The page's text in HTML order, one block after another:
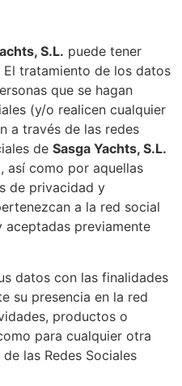
S.L.​​ puede tener
El tratamiento de los datos
que se hagan
(y/o realicen cualquier
a través de las redes
de Sasga Yachts, S.L.​​
así como por aquellas
de privacidad y
a la red social
aceptadas previamente
datos con las finalidades
su presencia en la red
productos o
para cualquier otra
las Redes Sociales